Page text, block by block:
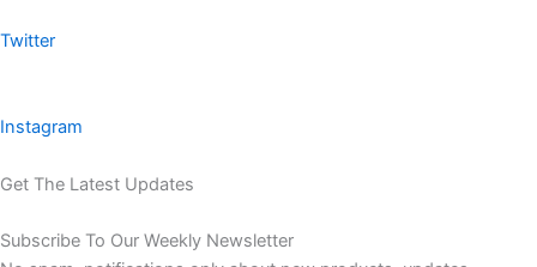
Twitter
Instagram
Get The Latest Updates
Subscribe To Our Weekly Newsletter